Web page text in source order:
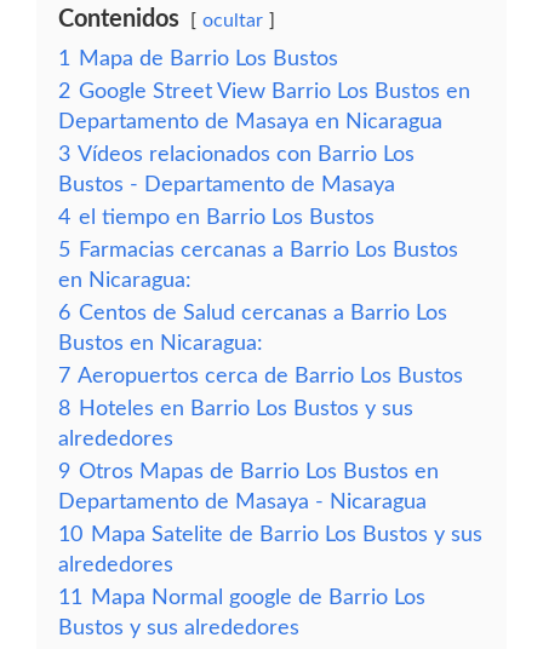
Contenidos ocultar
1
Mapa de Barrio Los Bustos
2 Google Street View Barrio Los Bustos en
Departamento de Masaya en Nicaragua
3 Vídeos relacionados con Barrio Los
Bustos - Departamento de Masaya
4 el tiempo en Barrio Los Bustos
5 Farmacias cercanas a Barrio Los Bustos
en Nicaragua:
6 Centos de Salud cercanas a Barrio Los
Bustos en Nicaragua:
7 Aeropuertos cerca de Barrio Los Bustos
8 Hoteles en Barrio Los Bustos y sus
alrededores
9 Otros Mapas de Barrio Los Bustos en
Departamento de Masaya - Nicaragua
10 Mapa Satelite de Barrio Los Bustos y sus
alrededores
11
Mapa Normal google de Barrio Los
Bustos y sus alrededores